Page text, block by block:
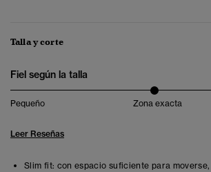
Talla y corte
Fiel según la talla
Pequeño Zona exacta
Leer Reseñas
Slim fit: con espacio suficiente para